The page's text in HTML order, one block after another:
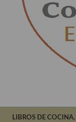
LIBROS DE